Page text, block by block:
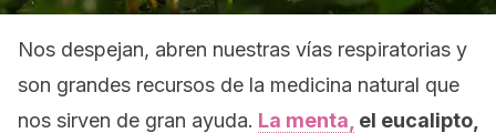
Nos despejan, abren nuestras vías respiratorias y
son grandes recursos de la medicina natural que
nos sirven de gran ayuda. La menta, el eucalipto,